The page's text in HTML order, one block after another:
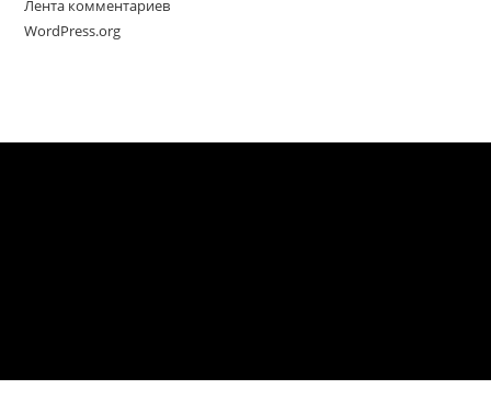
Лента комментариев
WordPress.org